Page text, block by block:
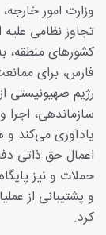
وزارت امور
تجاوز نظامی علیه
کشورهای منطقه،
فارس، برای
رژیم صهیونیستی
سازماندهی، اجرا و
یادآوری می‌کند
اعمال حق ذاتی
حملات و نیز
و پشتیبانی از
کرد.